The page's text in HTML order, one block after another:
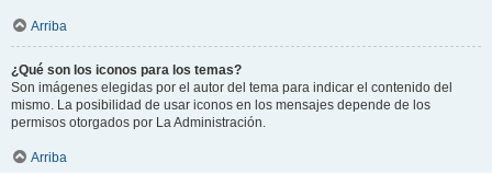
Arriba
¿Qué son los iconos para los temas?
Son imágenes elegidas por el autor del tema para indicar el contenido del
mismo. La posibilidad de usar iconos en los mensajes depende de los
permisos otorgados por La Administración.
Arriba